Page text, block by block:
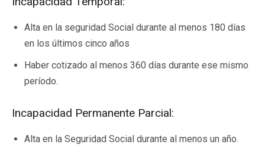
Alta en la seguridad Social durante al menos 180 días
en los últimos cinco años
Haber cotizado al menos 360 días durante ese mismo
período.
Incapacidad Permanente Parcial:
Alta en la Seguridad Social durante al menos un año.